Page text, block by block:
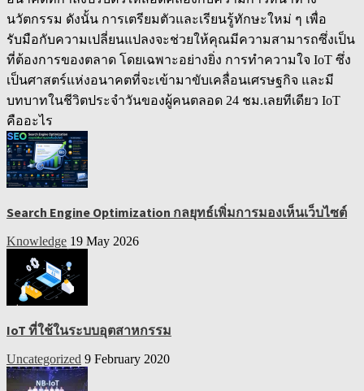
นวัตกรรม ดังนั้น การเตรียมตัวและเรียนรู้ทักษะใหม่ ๆ เพื่อ
รับมือกับความเปลี่ยนแปลงจะช่วยให้คุณมีความสามารถซึ่งเป็น
ที่ต้องการของตลาด โดยเฉพาะอย่างยิ่ง การทำความใจ IoT ซึ่ง
เป็นศาสตร์แห่งอนาคตที่จะเข้ามาขับเคลื่อนเศรษฐกิจ และมี
บทบาทในชีวิตประจำวันของผู้คนตลอด 24 ชม.เลยทีเดียว IoT
คืออะไร
Search Engine Optimization กลยุทธ์เพิ่มการมองเห็นเว็บไซต์
Knowledge 19 May 2026
IoT ที่ใช้ในระบบอุตสาหกรรม
Uncategorized 9 February 2020